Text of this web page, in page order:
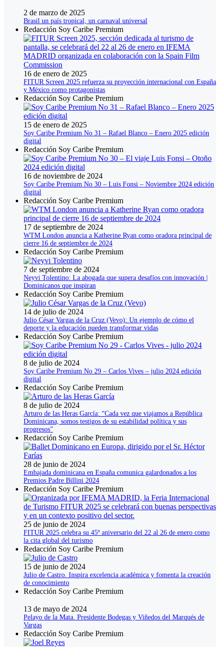
2 de marzo de 2025
Brasil un país tropical, un carnaval universal
Redacción Soy Caribe Premium
16 de enero de 2025
FITUR Screen 2025 refuerza su proyección internacional con España
y México como protagonistas
Redacción Soy Caribe Premium
15 de enero de 2025
Soy Caribe Premium No 31 – Rafael Blanco – Enero 2025 edición
digital
Redacción Soy Caribe Premium
16 de noviembre de 2024
Soy Caribe Premium No 30 – Luis Fonsi – Noviembre 2024 edición
digital
Redacción Soy Caribe Premium
17 de septiembre de 2024
WTM London anuncia a Katherine Ryan como oradora principal de
cierre 16 de septiembre de 2024
Redacción Soy Caribe Premium
7 de septiembre de 2024
Neyvi Tolentino: La abogada que supera desafíos con innovación |
Dominicanos que inspiran
Redacción Soy Caribe Premium
14 de julio de 2024
Julio César Vargas de la Cruz (Vevo): Un ejemplo de cómo el
deporte y la educación pueden transformar vidas
Redacción Soy Caribe Premium
8 de julio de 2024
Soy Caribe Premium No 29 – Carlos Vives – julio 2024 edición
digital
Redacción Soy Caribe Premium
8 de julio de 2024
Arturo de las Heras García: “Cada vez que viajamos a República
Dominicana, somos testigos de su estabilidad política y sus
progresos”
Redacción Soy Caribe Premium
28 de junio de 2024
Embajada dominicana en España comunica galardonados a los
Premios Padre Billini 2024
Redacción Soy Caribe Premium
25 de junio de 2024
FITUR 2025 celebra su 45º aniversario del 22 al 26 de enero como
la cita global del turismo
Redacción Soy Caribe Premium
15 de junio de 2024
Julio de Castro. Inspira excelencia académica y fomenta la creación
de conocimiento
Redacción Soy Caribe Premium
13 de mayo de 2024
Pelayo de la Mata. Presidente Bodegas y Viñedos del Marqués de
Vargas
Redacción Soy Caribe Premium